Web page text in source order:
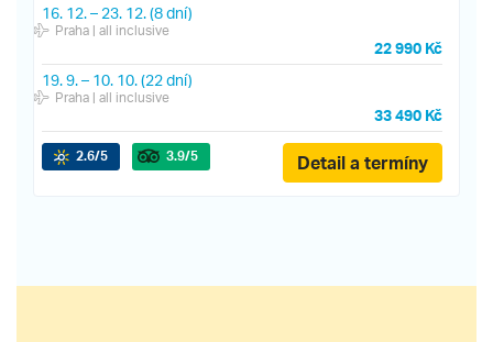
16. 12.– 23. 12.(8 dní)
Praha| all inclusive
22 990 Kč
19. 9.– 10. 10.(22 dní)
Praha| all inclusive
33 490 Kč
2.6/5 3.9/5 Detail a termíny